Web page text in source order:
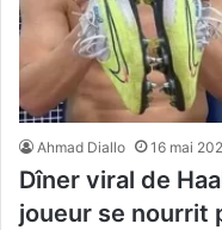
Ahmad Diallo 16 mai
Dîner viral de
joueur se nourrit